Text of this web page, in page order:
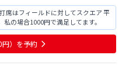
席はフィールドに対してスクエア 平
の場合1000円で満足してます。
）を予約